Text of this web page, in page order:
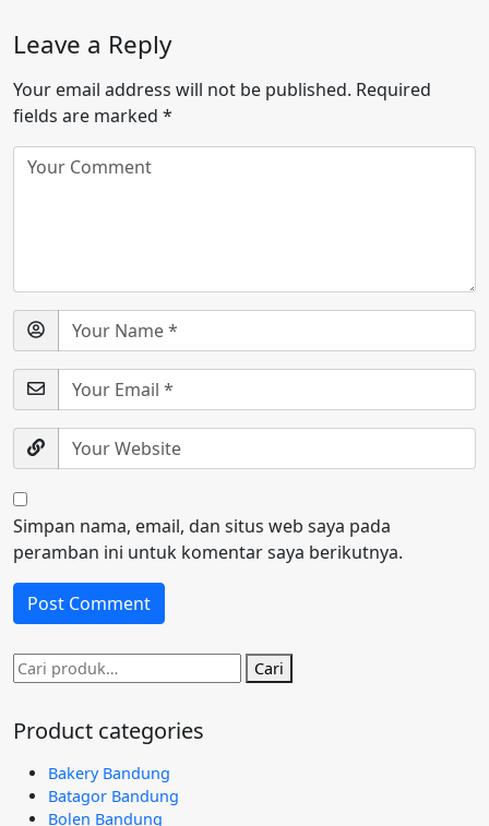
Leave a Reply
Your email address will not be published. Required
fields are marked *
Simpan nama, email, dan situs web saya pada
peramban ini untuk komentar saya berikutnya.
Pencarian
untuk:
Cari
Product categories
Bakery Bandung
Batagor Bandung
Bolen Bandung